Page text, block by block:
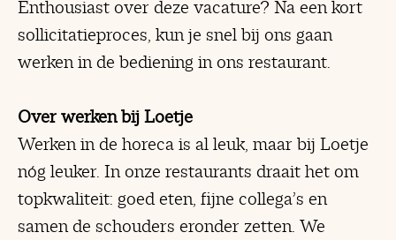
Enthousiast over deze vacature? Na een kort
sollicitatieproces, kun je snel bij ons gaan
werken in de bediening in ons restaurant.
Over werken bij Loetje
Werken in de horeca is al leuk, maar bij Loetje
nóg leuker. In onze restaurants draait het om
topkwaliteit: goed eten, fijne collega’s en
samen de schouders eronder zetten. We